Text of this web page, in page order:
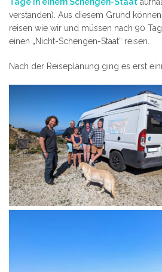
verstanden). Aus diesem Grund
reisen wie wir und müssen nach 90
einen „Nicht-Schengen-Staat“ reisen.
Nach der Reiseplanung ging es erst